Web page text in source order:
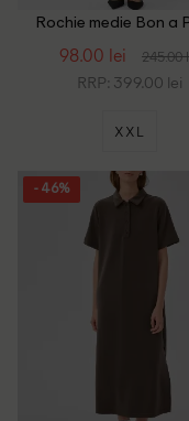
Rochie medie Bon a
98.00 lei 245.00
RRP: 399.00 lei
XXL
- 46%